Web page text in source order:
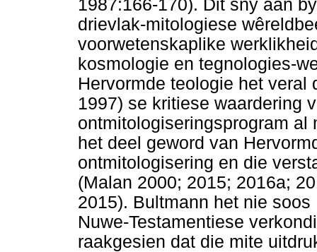
1987:166-170). Dit sny aan
drievlak-mitologiese
voorwetenskaplike
kosmologie en tegnologies-
Hervormde teologie het veral
1997) se kritiese waardering
ontmitologiseringsprogram al
het deel geword van
ontmitologisering en die
(Malan 2000; 2015; 2016a;
2015). Bultmann het nie
Nuwe-Testamentiese
raakgesien dat die mite